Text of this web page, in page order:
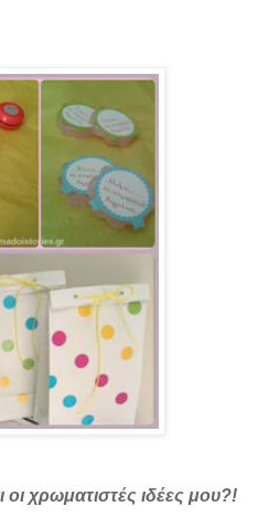
χρωματιστές ιδέες μου?!